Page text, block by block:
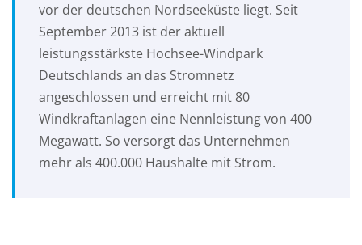
vor der deutschen Nordseeküste liegt. Seit
September 2013 ist der aktuell
leistungsstärkste Hochsee-Windpark
Deutschlands an das Stromnetz
angeschlossen und erreicht mit 80
Windkraftanlagen eine Nennleistung von 400
Megawatt. So versorgt das Unternehmen
mehr als 400.000 Haushalte mit Strom.